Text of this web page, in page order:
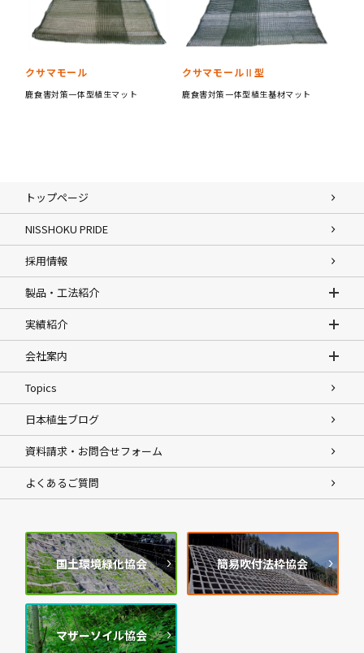
クサマモール
鹿食害対策一体型植生マット
クサマモールⅡ型
鹿食害対策一体型植生基材マット
トップページ
NISSHOKU PRIDE
採用情報
製品・工法紹介
実績紹介
会社案内
Topics
日本植生ブログ
資料請求・お問合せフォーム
よくあるご質問
国土環境緑化協会 簡易吹付法枠協会
マザーソイル協会